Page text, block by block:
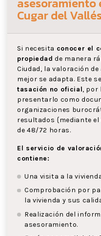
Cugar del
Si necesita conocer el
propiedad de manera
Ciudad, la valoración
mejor se adapta. Este
tasación no oficial, por
presentarlo como
organizaciones
resultados {mediante
de 48/72 horas.
El servicio de
contiene:
Una visita a la
Comprobación por
la vivienda y sus
Realización del
asesoramiento.